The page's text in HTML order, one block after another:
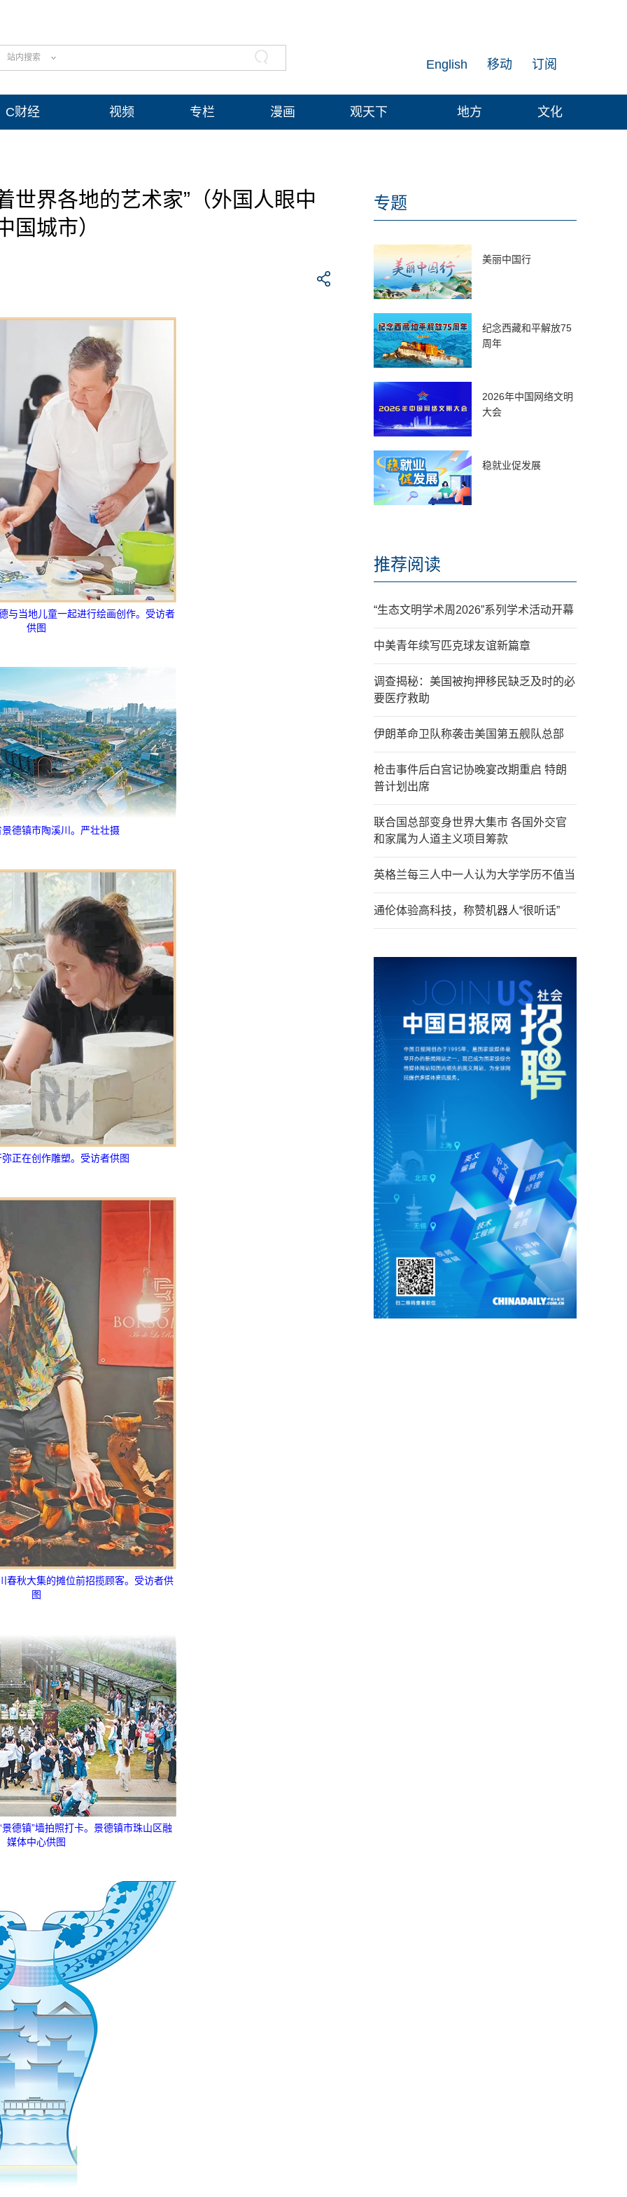
站内搜索 订阅
移动
English
C财经 视频 专栏 漫画 观天下 地方 文化
世界各地的艺术家”（外国人眼中
国城市）
与当地儿童一起进行绘画创作。受访者
供图
德镇市陶溪川。严壮壮摄
正在创作雕塑。受访者供图
春秋大集的摊位前招揽顾客。受访者供
图
德镇”墙拍照打卡。景德镇市珠山区融
媒体中心供图
专题
美丽中国行
纪念西藏和平解放75
周年
2026年中国网络文明
大会
稳就业促发展
推荐阅读
“生态文明学术周2026”系列学术活动开幕
中美青年续写匹克球友谊新篇章
调查揭秘：美国被拘押移民缺乏及时的必
要医疗救助
伊朗革命卫队称袭击美国第五舰队总部
枪击事件后白宫记协晚宴改期重启 特朗
普计划出席
联合国总部变身世界大集市 各国外交官
和家属为人道主义项目筹款
英格兰每三人中一人认为大学学历不值当
通伦体验高科技，称赞机器人“很听话”